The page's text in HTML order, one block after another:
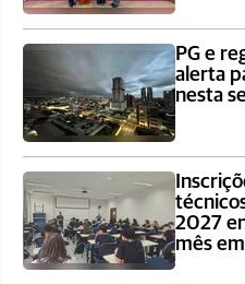
PG e
alerta
nesta
2027
mês